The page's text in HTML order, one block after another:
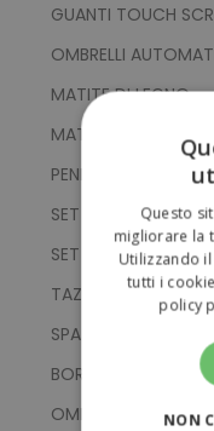
GUANTI TOUCH
OMBRELLI
MATITE DI LEGNO
MATITE DI PLASTICA
PENNE DI PLASTICA
SET PASTELLI
SET SPAZZOLINI DA
TAZZE
SPAZZOLINI DA DENTI
BORRACCE
OMBRELLI MANUALI
Questo
migliorare la
Utilizzando
tutti i
policy
NON